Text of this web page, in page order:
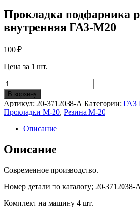
Прокладка подфарника
внутренняя ГАЗ-М20
100 ₽
Цена за 1 шт.
Количество
Прокладка
подфарника
резиновая
внутренняя
ГАЗ-
В корзину
Артикул: 20-3712038-А Категории: ГАЗ
Прокладки М-20, Резина М-20
Описание
Описание
Современное производство.
Номер детали по каталогу; 20-3712038-А
Комплект на машину 4 шт.